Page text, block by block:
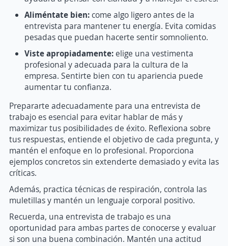
Aliméntate bien: come algo ligero antes de la
entrevista para mantener tu energía. Evita comidas
pesadas que puedan hacerte sentir somnoliento.
Viste apropiadamente: elige una vestimenta
profesional y adecuada para la cultura de la
empresa. Sentirte bien con tu apariencia puede
aumentar tu confianza.
Prepararte adecuadamente para una entrevista de
trabajo es esencial para evitar hablar de más y
maximizar tus posibilidades de éxito. Reflexiona sobre
tus respuestas, entiende el objetivo de cada pregunta, y
mantén el enfoque en lo profesional. Proporciona
ejemplos concretos sin extenderte demasiado y evita las
críticas.
Además, practica técnicas de respiración, controla las
muletillas y mantén un lenguaje corporal positivo.
Recuerda, una entrevista de trabajo es una
oportunidad para ambas partes de conocerse y evaluar
si son una buena combinación. Mantén una actitud